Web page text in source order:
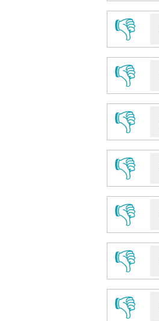
👎
👎
👎
👎
👎
👎
👎